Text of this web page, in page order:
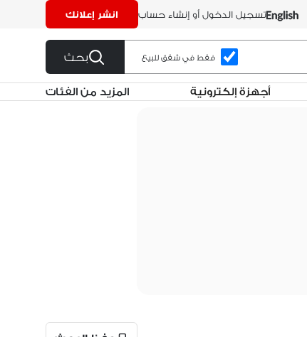
تسجيل الدخول أو إنشاء حساب انشر إعلانك
فقط في شقق للبيع بحث
أجهزة إلكترونية المزيد من الفئات